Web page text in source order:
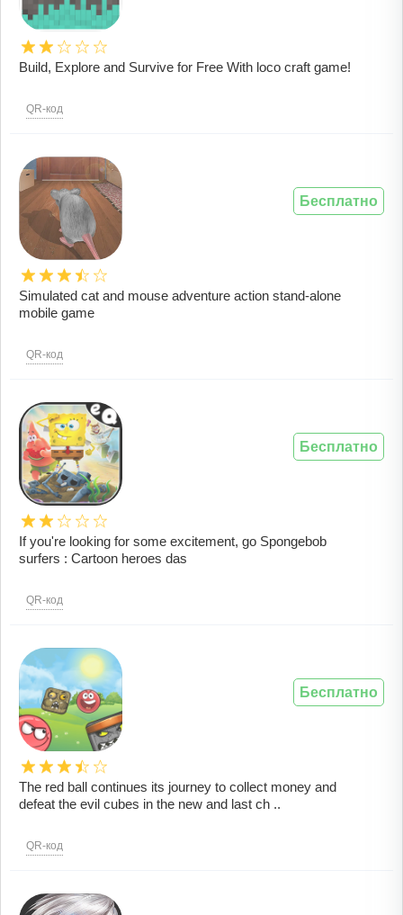
Build, Explore and Survive for Free With loco craft game!
QR-код
Simulated cat and mouse adventure action stand-alone
mobile game
QR-код
Бесплатно
If you're looking for some excitement, go Spongebob
surfers : Cartoon heroes das
QR-код
Бесплатно
The red ball continues its journey to collect money and
defeat the evil cubes in the new and last ch ..
QR-код
Бесплатно